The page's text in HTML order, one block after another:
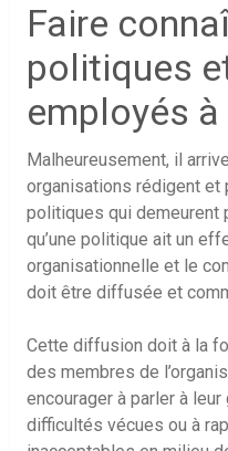
Faire
politiques
employés
Malheureusement, il
organisations rédigent et
politiques qui demeurent
qu’une politique ait un
organisationnelle et le
doit être diffusée et
Cette diffusion doit à la
des membres de
encourager à parler à
difficultés vécues ou à